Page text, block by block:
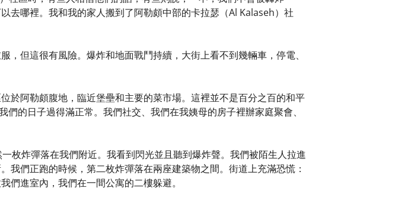
去哪裡。我和我的家人搬到了阿勒頗中部的卡拉瑟（Al Kalaseh）社
但這很有風險。爆炸和地面戰鬥持續，大街上看不到幾輛車，停電、
於阿勒頗腹地，臨近堡壘和主要的菜市場。這裡並不是百分之百的和平
的日子過得滿正常。我們社交、我們在我姨母的房子裡辦家庭聚會、
枚炸彈落在我們附近。我看到閃光並且聽到爆炸聲。我們被陌生人拉進
我們正跑的時候，第二枚炸彈落在兩座建築物之間。街道上充滿恐慌：
們進室內，我們在一間公寓的二樓躲避。